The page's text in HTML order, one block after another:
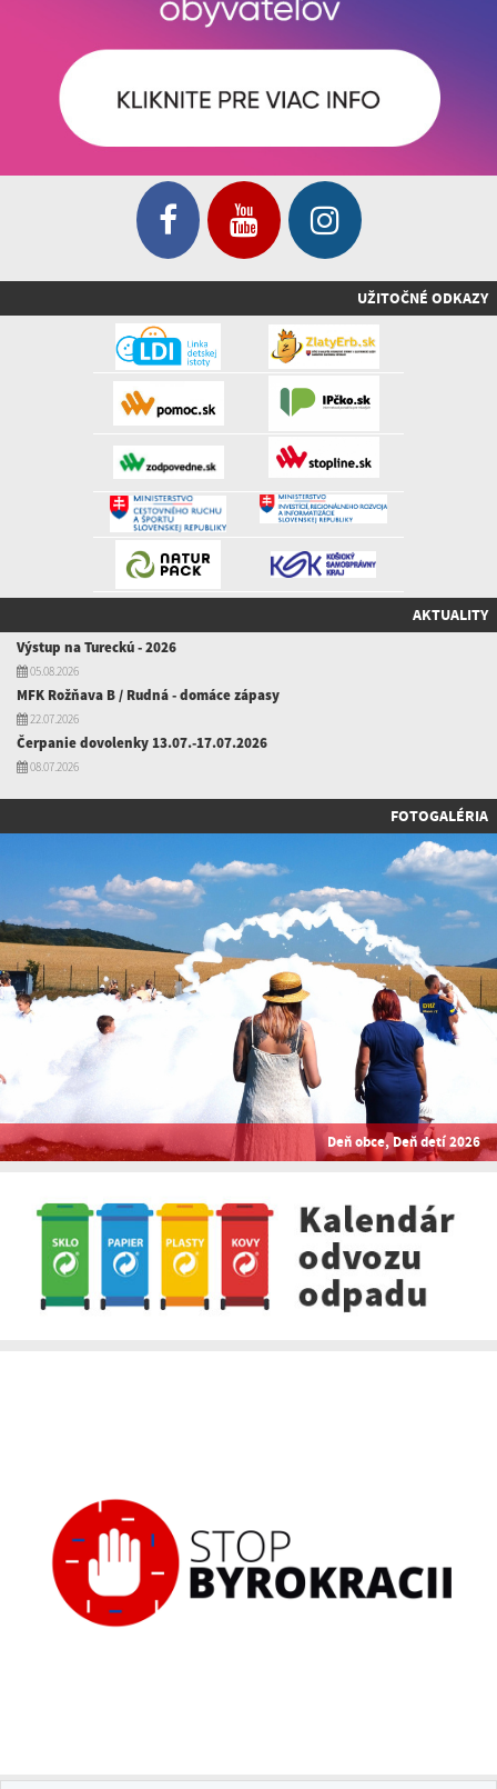
UŽITOČNÉ ODKAZY
AKTUALITY
Výstup na Tureckú - 2026
05.08.2026
MFK Rožňava B / Rudná - domáce zápasy
22.07.2026
Čerpanie dovolenky 13.07.-17.07.2026
08.07.2026
FOTOGALÉRIA
Deň obce, Deň detí 2026